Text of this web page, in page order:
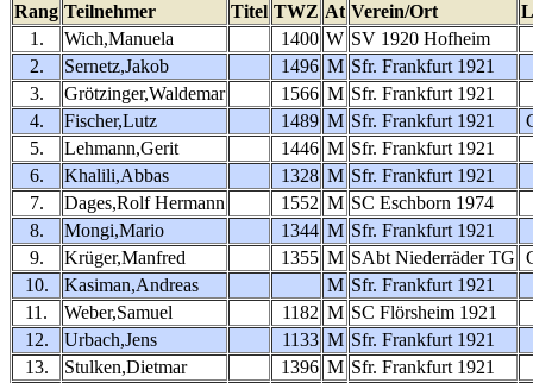
Rang Teilnehmer Titel TWZ At Verein/Ort
1.
Wich,Manuela 1400 W SV 1920 Hofheim
2.
Sernetz,Jakob 1496 M Sfr. Frankfurt 1921
3.
Grötzinger,Waldemar 1566 M Sfr. Frankfurt 1921
4.
Fischer,Lutz 1489 M Sfr. Frankfurt 1921
5.
Lehmann,Gerit 1446 M Sfr. Frankfurt 1921
6.
Khalili,Abbas 1328 M Sfr. Frankfurt 1921
7.
Dages,Rolf Hermann 1552 M SC Eschborn 1974
8.
Mongi,Mario 1344 M Sfr. Frankfurt 1921
9.
Krüger,Manfred 1355 M SAbt Niederräder TG
10.
Kasiman,Andreas M Sfr. Frankfurt 1921
11.
Weber,Samuel 1182 M SC Flörsheim 1921
12.
Urbach,Jens 1133 M Sfr. Frankfurt 1921
13.
Stulken,Dietmar 1396 M Sfr. Frankfurt 1921